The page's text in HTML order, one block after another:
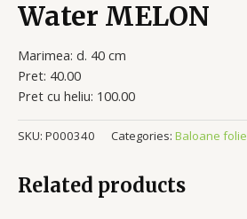
Water MELON
Marimea: d. 40 cm
Pret: 40.00
Pret cu heliu: 100.00
SKU: P000340 Categories: Baloane folie
Related products